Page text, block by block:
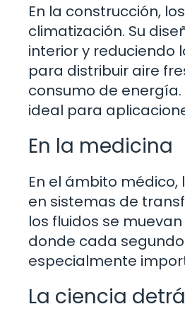
En la construcción,
climatización. Su
interior y reduciendo
para distribuir aire
consumo de
ideal para
En la medicina
En el ámbito
en sistemas de
los fluidos se
donde cada
especialmente
La ciencia